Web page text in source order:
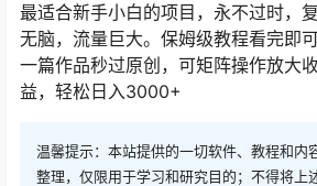
最适合新手小白的项目，永不过时，
无脑，流量巨大。保姆级教程看完即
一篇作品秒过原创，可矩阵操作放大
益，轻松日入3000+
温馨提示：本站提供的一切软件、教程和内
整理，仅限用于学习和研究目的；不得将上